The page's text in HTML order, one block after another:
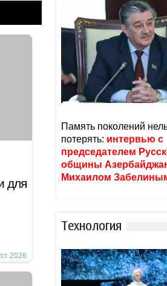
для
2026
Память поколений
потерять: интервью с
председателем
общины
Михаилом
Тexнoлoгия